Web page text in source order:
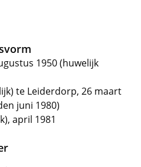
1950 (huwelijk
te Leiderdorp, 26 maart
juni 1980)
april 1981